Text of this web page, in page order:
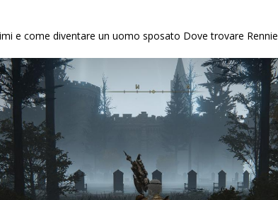
e come diventare un uomo sposato Dove trovare Rennie